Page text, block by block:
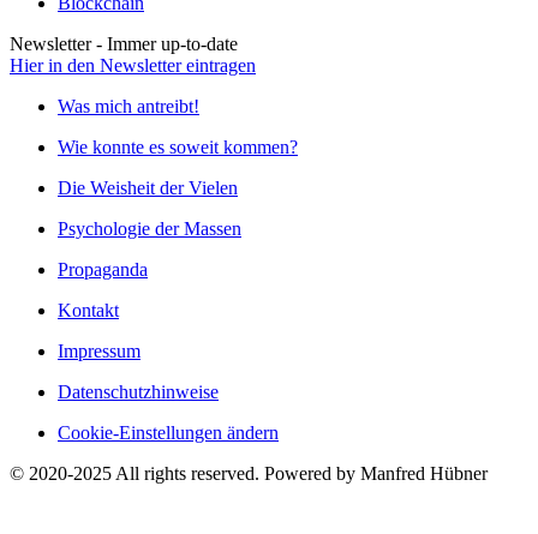
Newsletter - Immer up-to-date
Hier in den Newsletter eintragen
Was mich antreibt!
Wie konnte es soweit kommen?
Die Weisheit der Vielen
Psychologie der Massen
Propaganda
Kontakt
Impressum
Datenschutzhinweise
Cookie-Einstellungen ändern
© 2020-2025 All rights reserved. Powered by Manfred Hübner